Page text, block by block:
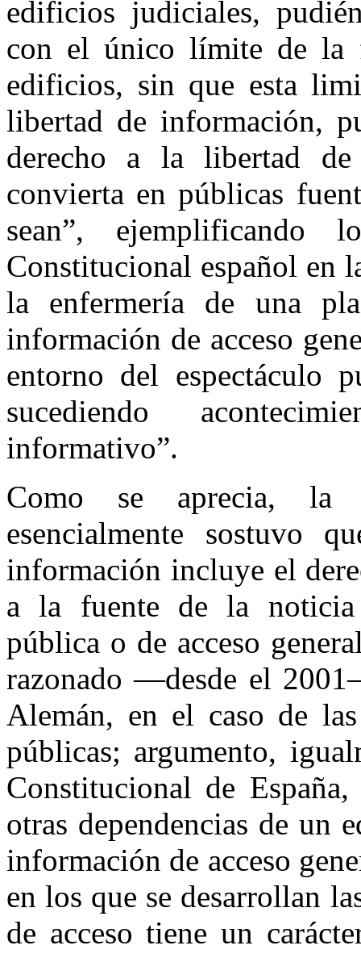
edificios judiciales,
con el único límite de la
edificios, sin que esta
libertad de información,
derecho a la libertad
convierta en públicas
sean”,
Constitucional español en
la enfermería de una
información de acceso
entorno del espectáculo
sucediendo
informativo”.
Como se aprecia, la
esencialmente sostuvo
información incluye el
a la fuente de la noticia
pública o de acceso
razonado —desde el
Alemán, en el caso de
públicas; argumento,
Constitucional de
otras dependencias de un
información de acceso
en los que se desarrollan
de acceso tiene un